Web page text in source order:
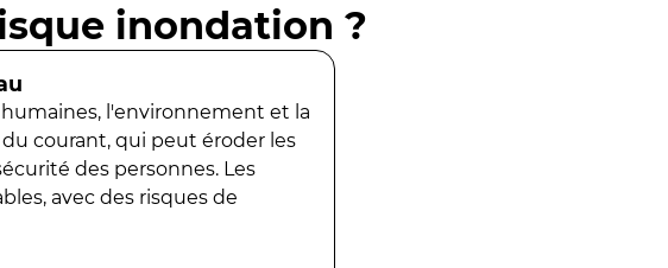
inondation ?
l'environnement et la
courant, qui peut éroder les
des personnes. Les
avec des risques de